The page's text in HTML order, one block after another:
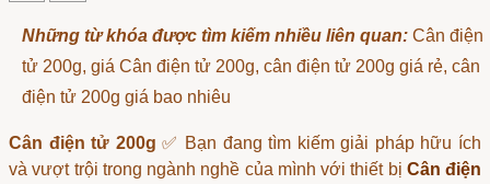
Những từ khóa được tìm kiếm nhiều liên quan: Cân điện
tử 200g, giá Cân điện tử 200g, cân điện tử 200g giá rẻ, cân
điện tử 200g giá bao nhiêu
Cân điện tử 200g ✅ Bạn đang tìm kiếm giải pháp hữu ích
và vượt trội trong ngành nghề của mình với thiết bị Cân điện